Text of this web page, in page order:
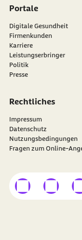
Portale
Digitale Gesundheit
Firmenkunden
Karriere
Leistungserbringer
Politik
Presse
Rechtliches
Impressum
Datenschutz
Nutzungsbedingungen
Fragen zum Online-
Besuchen Sie die
externer Linkexterner